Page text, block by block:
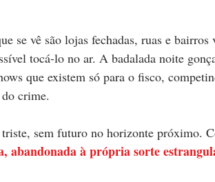
se vê são lojas fechadas, ruas e bairros
tocá-lo no ar. A badalada noite
que existem só para o fisco,
crime.
sem futuro no horizonte próximo.
abandonada à própria sorte